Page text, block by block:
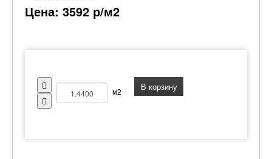
Цена: 3592 р/м2
м2 В корзину